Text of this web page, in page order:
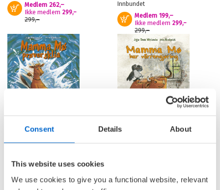
Consent Details About
This website uses cookies
We use cookies to give you a functional website, relevant
Medlem 262,–
Ikke medlem 299,–
299,–
Kjøp Innbundet
Medlem 199,–
Ikke medlem 299,–
299,–
Kjøp
TOMAS WIESLANDER
Medlem 262,–
vårrengjøring
Innbundet